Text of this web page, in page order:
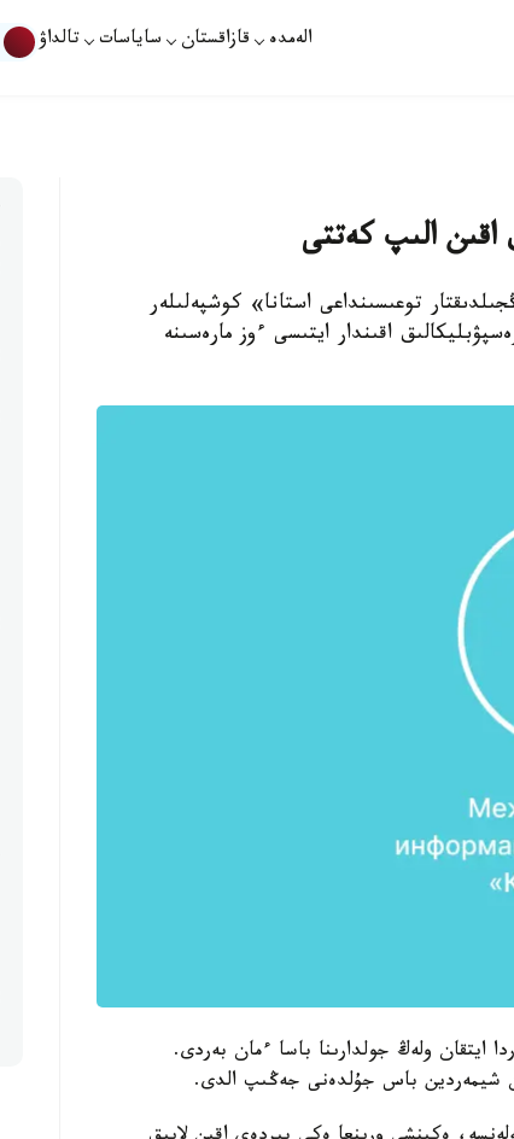
الەمدە قازاقستان ساياسات تالداۋ
اقىن الىپ كەتتى
توعىسىنداعى استانا» كوشپەلىلەر
9-رەت وتكىزىلگەن رەسپۋبليكالىق اقىندار ايتىسى ءوز مارەسىنە
ايتقان ولەڭ جولدارىنا باسا ءمان بەردى.
شيمەردين باس جۇلدەنى جەڭىپ الدى.